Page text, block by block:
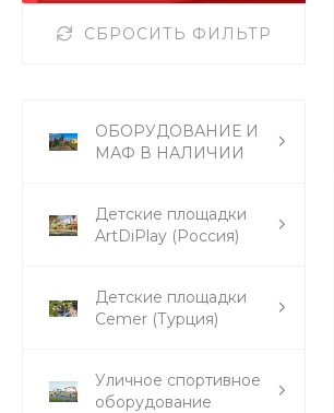
СБРОСИТЬ ФИЛЬТР
ОБОРУДОВАНИЕ И
МАФ В НАЛИЧИИ
Детские площадки
ArtDiPlay (Россия)
Детские площадки
Cemer (Турция)
Уличное спортивное
оборудование